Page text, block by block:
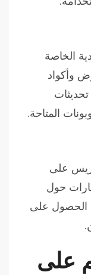
الخاصة
وأكواد
المتاحة.
على
حول
الحصول على
على